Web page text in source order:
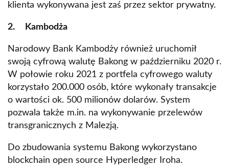
klienta wykonywana jest zaś przez sektor prywatny.
2. Kambodża
Narodowy Bank Kambodży również uruchomił
swoją cyfrową walutę Bakong w październiku 2020 r.
W połowie roku 2021 z portfela cyfrowego waluty
korzystało 200.000 osób, które wykonały transakcje
o wartości ok. 500 milionów dolarów. System
pozwala także m.in. na wykonywanie przelewów
transgranicznych z Malezją.
Do zbudowania systemu Bakong wykorzystano
blockchain open source Hyperledger Iroha.